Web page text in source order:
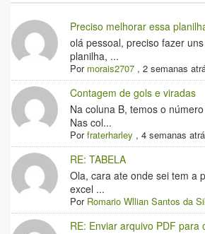
Preciso melhorar essa
olá pessoal, preciso fazer
planilha, ...
Por morais2707 ,2 semanas
Contagem de gols e viradas
Na coluna B, temos o
Nas col...
Porfraterharley ,4 semanas
RE: TABELA
Ola, cara ate onde sei tem a
excel ...
Por Romario Wllian Santos da
RE: Enviar arquivo PDF para